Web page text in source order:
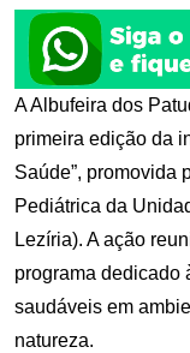
A Albufeira dos
primeira edição da
Saúde”, promovida
Pediátrica da
Lezíria). A ação
programa dedicado
saudáveis em
natureza.